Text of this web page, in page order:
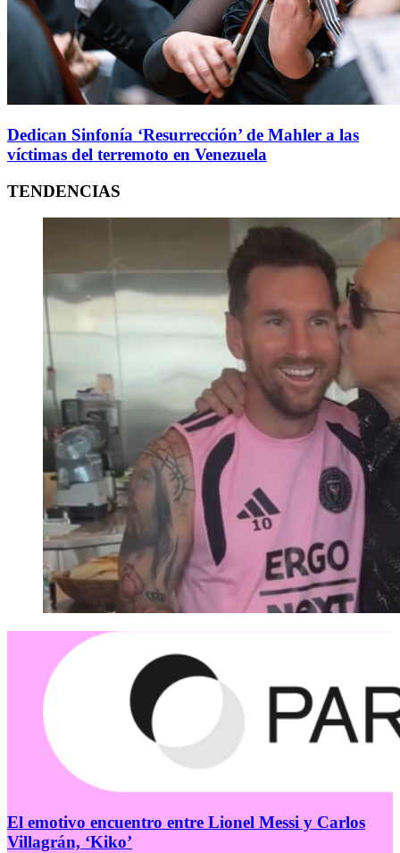
Dedican Sinfonía ‘Resurrección’ de Mahler a las
víctimas del terremoto en Venezuela
TENDENCIAS
El emotivo encuentro entre Lionel Messi y Carlos
Villagrán, ‘Kiko’